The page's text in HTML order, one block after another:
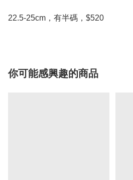
22.5-25cm，有半碼，$520
你可能感興趣的商品